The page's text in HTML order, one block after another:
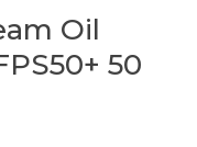
Oil
50